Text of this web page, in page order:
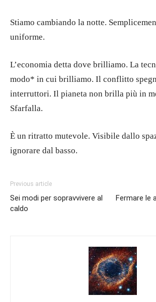
Stiamo cambiando la notte.
uniforme.
L’economia detta dove brilliamo. La
modo* in cui brilliamo. Il conflitto
interruttori. Il pianeta non brilla più in
Sfarfalla.
È un ritratto mutevole. Visibile dallo
ignorare dal basso.
Previous article
Sei modi per sopravvivere al
caldo
Fermare le